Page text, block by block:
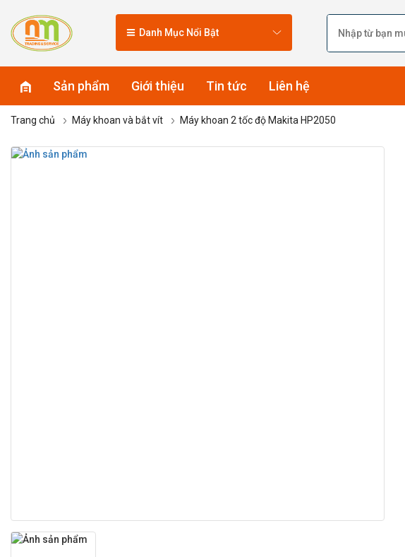
Danh Mục Nổi Bật
Sản phẩm Giới thiệu Tin tức Liên hệ
Trang chủ Máy khoan và bắt vít Máy khoan 2 tốc độ Makita HP2050